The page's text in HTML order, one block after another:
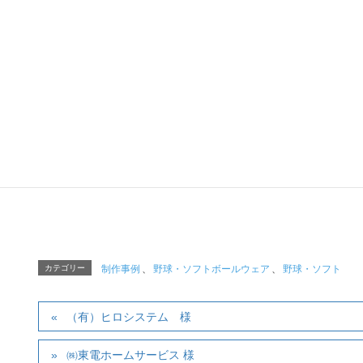
カテゴリー 制作事例 、 野球・ソフトボールウェア 、 野球・ソフト
（有）ヒロシステム 様
㈱東電ホームサービス 様